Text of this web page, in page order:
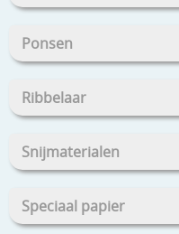
Ponsen
Ribbelaar
Snijmaterialen
Speciaal papier